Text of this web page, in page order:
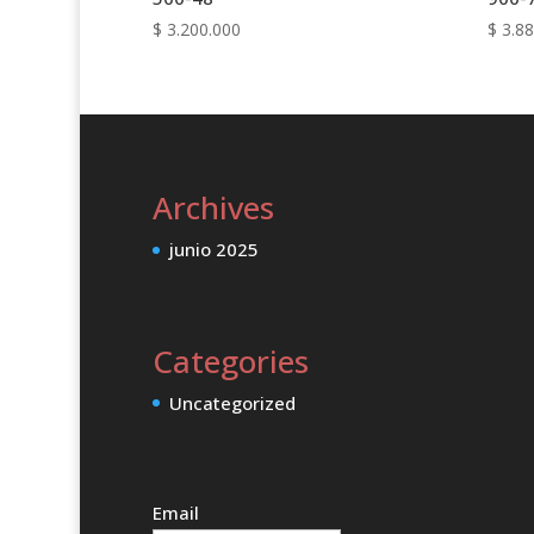
$ 3.200.000 $
Archives
junio 2025
Categories
Uncategorized
Email